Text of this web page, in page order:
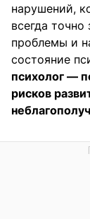
нарушений,
всегда точно
проблемы и
состояние
психолог —
рисков